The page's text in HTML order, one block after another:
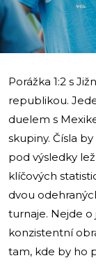
Porážka 1:2 s
republikou.
duelem s
skupiny. Čísla
pod výsledky
klíčových
dvou
turnaje. Nejde
konzistentní
tam, kde by ho